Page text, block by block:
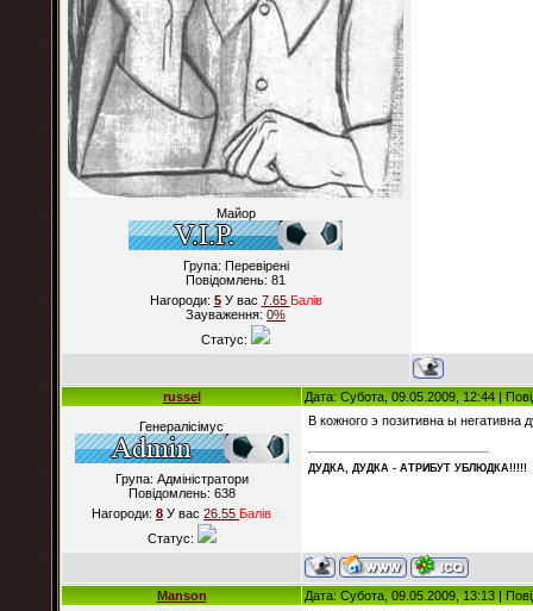
Майор
Група: Перевірені
Повідомлень: 81
Нагороди: 5У вас 7.65 Балiв
Зауваження: 0%
Статус:
russel Дата: Субота, 09.05.2009, 12:44 |
Генералісімус
Група: Адміністратори
Повідомлень: 638
Нагороди: 8 У вас 26.55 Балiв
Статус:
В кожного э позитивна ы негативна
ДУДКА, ДУДКА - АТРИБУT УБЛЮДКА!!!!!
Manson Дата: Субота, 09.05.2009, 13:13 |